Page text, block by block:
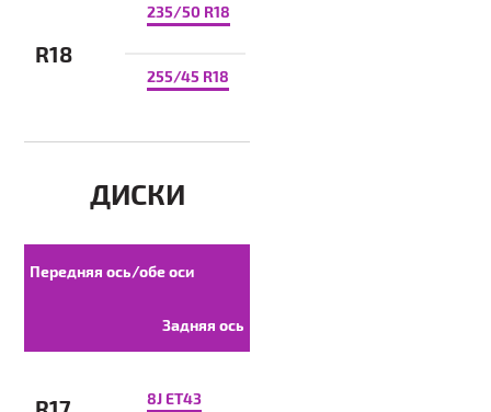
R18
235/50 R18
255/45 R18
ДИСКИ
Передняя ось/обе оси
Задняя ось
8J ET43